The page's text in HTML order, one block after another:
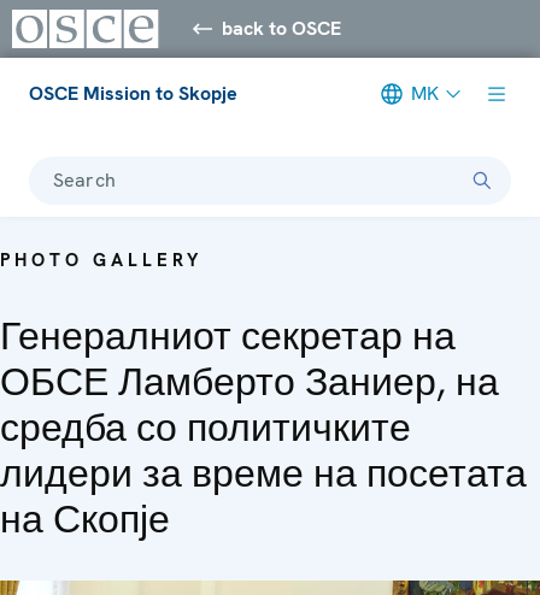
back to OSCE
OSCE Mission to Skopje MK
Search
PHOTO GALLERY
Генералниот секретар на
ОБСЕ Ламберто Заниер, на
средба со политичките
лидери за време на посетата
на Скопје